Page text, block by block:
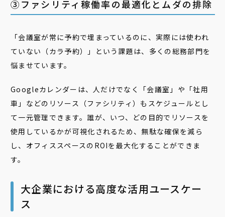
③ファシリティ稼働率の最適化とムダの排除
「会議室が常に予約で埋まっているのに、実際には使われ
ていない（カラ予約）」という課題は、多くの総務部門を
悩ませています。
Googleカレンダーは、人だけでなく「会議室」や「社用
車」などのリソース（ファシリティ）もスケジュールとし
て一元管理できます。誰が、いつ、どの目的でリソースを
使用しているかが可視化されるため、無駄な確保を減ら
し、オフィススペースのROIを最大化することができま
す。
大企業における高度な活用ユースケー
ス